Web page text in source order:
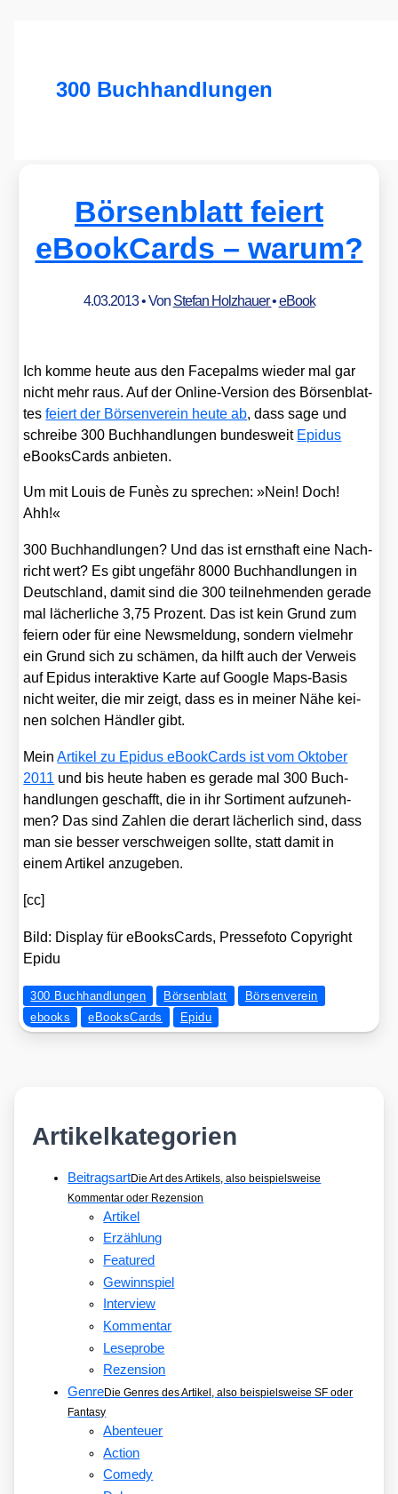
300 Buchhandlungen
Börsenblatt feiert
eBookCards – warum?
4.03.2013• Von Stefan Holzhauer•eBook
Ich kom­me heu­te aus den Face­palms wie­der mal gar
nicht mehr raus. Auf der Online-Ver­si­on des Bör­sen­blat­
tesfei­ert der Bör­sen­ver­ein heu­te ab, dass sage und
schrei­be 300 Buch­hand­lun­gen bun­des­weit Epi­dus
eBooksCards anbie­ten.
Um mit Lou­is de Funès zu spre­chen: »Nein! Doch!
Ahh!«
300 Buch­hand­lun­gen? Und das ist ernst­haft eine Nach­
richt wert? Es gibt unge­fähr 8000 Buch­hand­lun­gen in
Deutsch­land, damit sind die 300 teil­neh­men­den gera­de
mal lächer­li­che 3,75 Pro­zent. Das ist kein Grund zum
fei­ern oder für eine News­mel­dung, son­dern viel­mehr
ein Grund sich zu schä­men, da hilft auch der Ver­weis
auf Epi­dus inter­ak­ti­ve Kar­te auf Goog­le Maps-Basis
nicht wei­ter, die mir zeigt, dass es in mei­ner Nähe kei­
nen sol­chen Händ­ler gibt.
MeinArti­kel zu Epi­dus eBook­Cards ist vom Okto­ber
2011 und bis heu­te haben es gera­de mal 300 Buch­
hand­lun­gen geschafft, die in ihr Sor­ti­ment auf­zu­neh­
men? Das sind Zah­len die der­art lächer­lich sind, dass
man sie bes­ser ver­schwei­gen soll­te, statt damit in
einem Arti­kel anzu­ge­ben.
[cc]
Bild: Dis­play für eBooksCards, Pres­se­fo­to Copy­right
Epi­du
300 Buchhandlungen Börsenblatt
Börsenverein
ebooks
eBooksCards Epidu
Artikelkategorien
BeitragsartDie Art des Artikels, also beispielsweise
Kommentar oder Rezension
Artikel
Erzählung
Featured
Gewinnspiel
Interview
Kommentar
Leseprobe
Rezension
GenreDie Genres des Artikel, also beispielsweise SF oder
Fantasy
Abenteuer
Action
Comedy